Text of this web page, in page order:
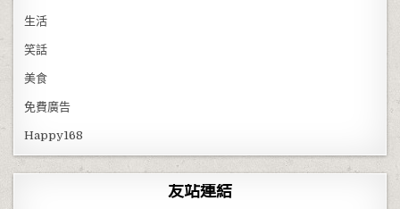
生活
笑話
美食
免費廣告
Happy168
友站連結